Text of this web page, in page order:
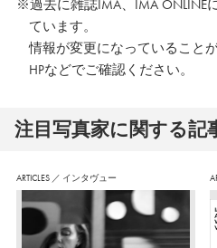
※過去に雑誌IMA、IMA ONLINE
ています。
情報が変更になっていること
HPなどでご確認ください。
注⽬写真家に関する記
ARTICLES ／ インタヴュー